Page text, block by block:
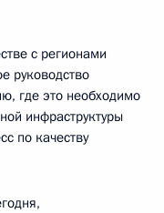
с регионами
руководство
где это необходимо
инфраструктуры
по качеству